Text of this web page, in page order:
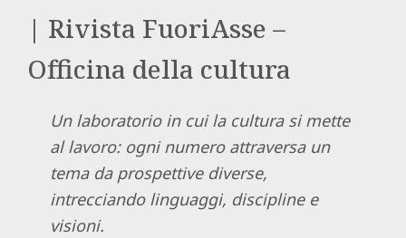
| Rivista FuoriAsse –
Officina della cultura
Un laboratorio in cui la cultura si mette
al lavoro: ogni numero attraversa un
tema da prospettive diverse,
intrecciando linguaggi, discipline e
visioni.